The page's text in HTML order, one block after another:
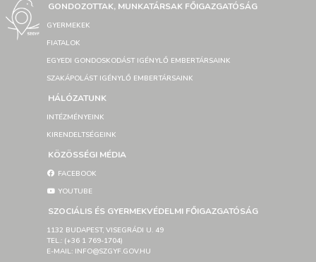
GONDOZOTTAK, MUNKATÁRSAK FŐIGAZGATÓSÁG
GYERMEKEK
FIATALOK
EGYEDI GONDOSKODÁST IGÉNYLŐ EMBERTÁRSAINK
SZAKÁPOLÁST IGÉNYLŐ EMBERTÁRSAINK
HÁLÓZATUNK
INTÉZMÉNYEINK
KIRENDELTSÉGEINK
KÖZÖSSÉGI MÉDIA
FACEBOOK
YOUTUBE
SZOCIÁLIS ÉS GYERMEKVÉDELMI FŐIGAZGATÓSÁG
1132 BUDAPEST, VISEGRÁDI U. 49
TEL.: (+36 1 769-1704)
E-MAIL: INFO@SZGYF.GOV.HU